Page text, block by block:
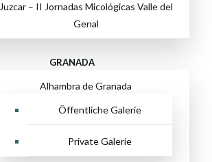
Juzcar – II Jornadas Micológicas Valle del
Genal
GRANADA
Alhambra de Granada
Öffentliche Galerie
Private Galerie